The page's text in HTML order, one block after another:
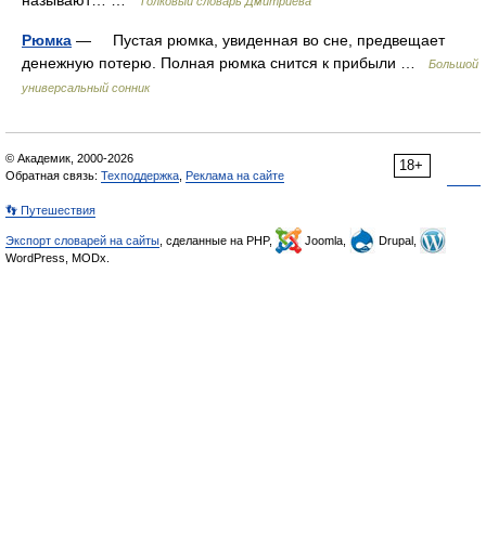
Рюмка — Пустая рюмка, увиденная во сне, предвещает
денежную потерю. Полная рюмка снится к прибыли …
Большой
универсальный сонник
18+
© Академик, 2000-2026
Обратная связь: Техподдержка Реклама на сайте
👣 Путешествия
Экспорт словарей на сайты , сделанные на PHP, Joomla,
Drupal,
WordPress, MODx.